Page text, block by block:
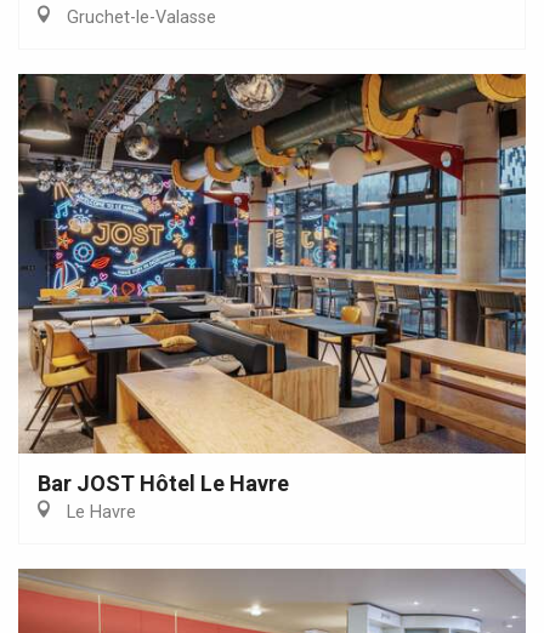
Gruchet-le-Valasse
Bar JOST Hôtel Le Havre
Le Havre